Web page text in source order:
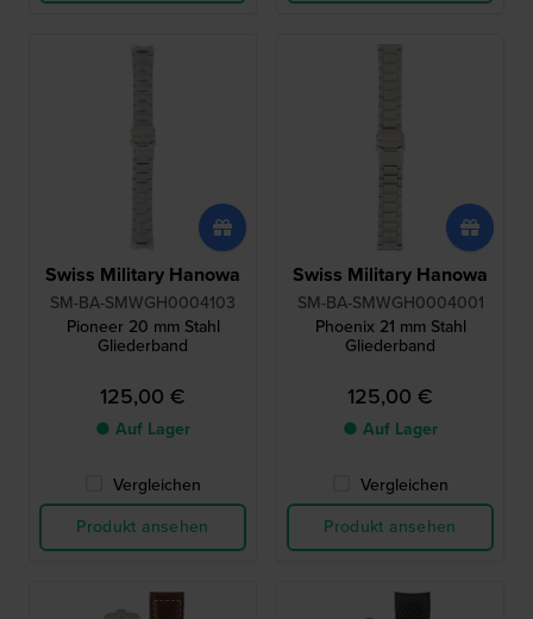
Swiss Military Hanowa
SM-BA-SMWGH0004103
Pioneer 20 mm Stahl
Gliederband
125,00 €
● Auf Lager
Vergleichen
Produkt ansehen
Swiss Military Hanowa
SM-BA-SMWGH0004001
Phoenix 21 mm Stahl
Gliederband
125,00 €
● Auf Lager
Vergleichen
Produkt ansehen